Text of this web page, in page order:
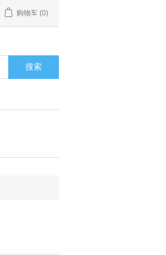
购物车 (0)
搜索